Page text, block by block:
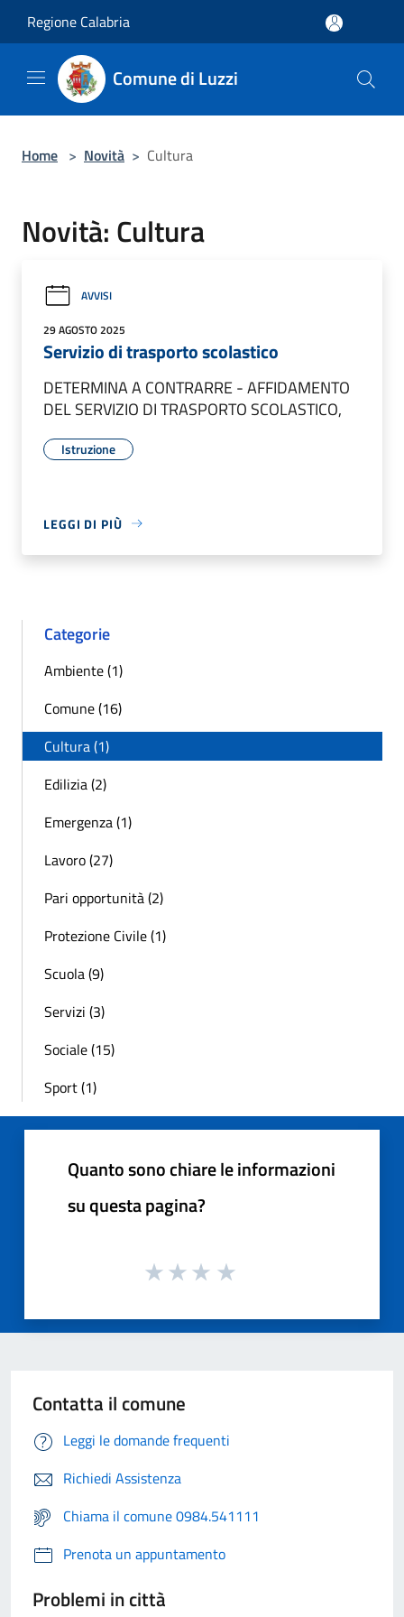
Regione Calabria
Comune di Luzzi
Home > Novità > Cultura
Novità: Cultura
AVVISI
29 AGOSTO 2025
Servizio di trasporto scolastico
DETERMINA A CONTRARRE - AFFIDAMENTO
DEL SERVIZIO DI TRASPORTO SCOLASTICO,
Istruzione
LEGGI DI PIÙ
Categorie
Ambiente (1)
Comune (16)
Cultura (1)
Edilizia (2)
Emergenza (1)
Lavoro (27)
Pari opportunità (2)
Protezione Civile (1)
Scuola (9)
Servizi (3)
Sociale (15)
Sport (1)
Quanto sono chiare le informazioni
su questa pagina?
Contatta il comune
Leggi le domande frequenti
Richiedi Assistenza
Chiama il comune 0984.541111
Prenota un appuntamento
Problemi in città